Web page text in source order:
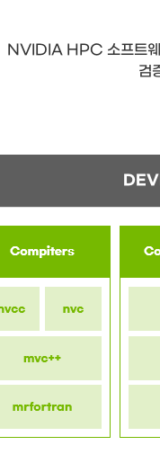
NVIDIA HPC 소프트웨
검